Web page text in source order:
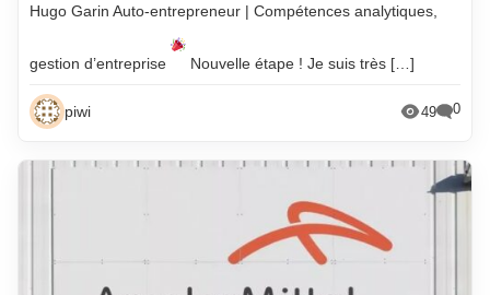
Hugo Garin Auto-entrepreneur | Compétences analytiques,
gestion d’entreprise Nouvelle étape ! Je suis très […]
piwi 49 0